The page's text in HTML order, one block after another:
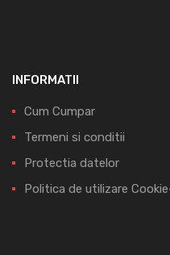
INFORMATII
Cum Cumpar
Termeni si conditii
Protectia datelor
Politica de utilizare